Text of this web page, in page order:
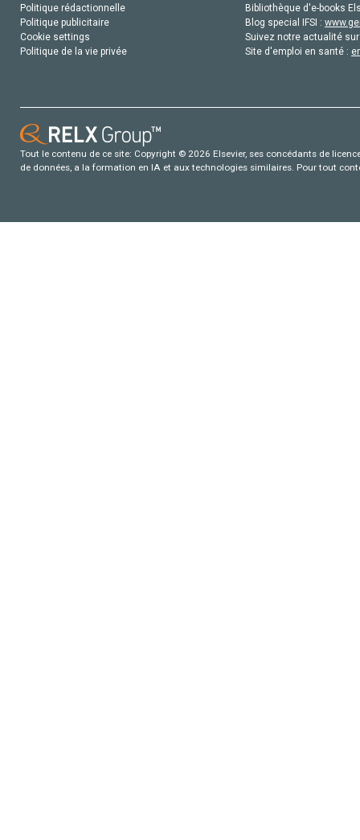
Politique rédactionnelle
Politique publicitaire
Cookie settings
Politique de la vie privée
Bibliothèque d'e-books
Blog special IFSI :
Suivez notre actualité
Site d'emploi en santé :
Tout le contenu de ce site: Copyright © 2026 Elsevier, ses concédants de
de données, a la formation en IA et aux technologies similaires. Pour tout